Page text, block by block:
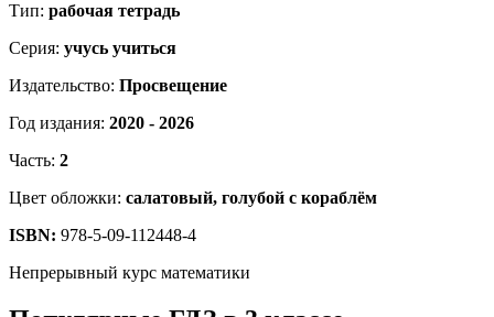
Тип: рабочая тетрадь
Серия: учусь учиться
Издательство: Просвещение
Год издания: 2020 - 2026
Часть: 2
Цвет обложки: салатовый, голубой с кораблём
ISBN: 978-5-09-112448-4
Непрерывный курс математики